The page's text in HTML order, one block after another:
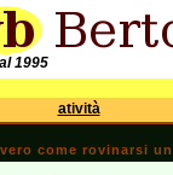
1995
atività
come rovinarsi